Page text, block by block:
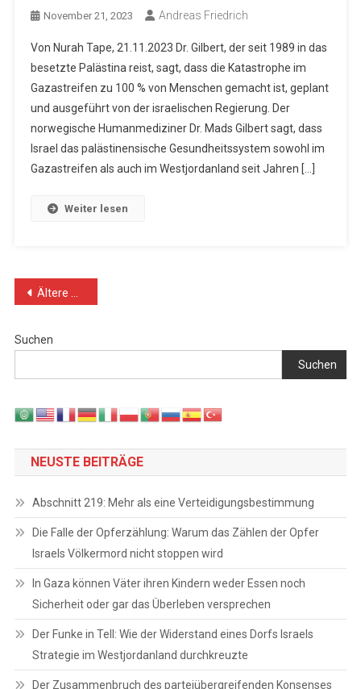
November 21, 2023 Andreas Friedrich
Von Nurah Tape, 21.11.2023 Dr. Gilbert, der seit 1989 in das
besetzte Palästina reist, sagt, dass die Katastrophe im
Gazastreifen zu 100 % von Menschen gemacht ist, geplant
und ausgeführt von der israelischen Regierung. Der
norwegische Humanmediziner Dr. Mads Gilbert sagt, dass
Israel das palästinensische Gesundheitssystem sowohl im
Gazastreifen als auch im Westjordanland seit Jahren […]
Weiter lesen
Beitragsnavigation
Ältere Beiträge
Suchen
Suchen
NEUSTE BEITRÄGE
Abschnitt 219: Mehr als eine Verteidigungsbestimmung
Die Falle der Opferzählung: Warum das Zählen der Opfer
Israels Völkermord nicht stoppen wird
In Gaza können Väter ihren Kindern weder Essen noch
Sicherheit oder gar das Überleben versprechen
Der Funke in Tell: Wie der Widerstand eines Dorfs Israels
Strategie im Westjordanland durchkreuzte
Der Zusammenbruch des parteiübergreifenden Konsenses